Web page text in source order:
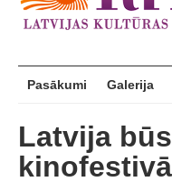
Pasākumi Galerija
Latvija